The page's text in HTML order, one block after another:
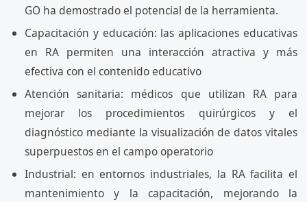
GO ha demostrado el potencial de la herramienta.
Capacitación y educación: las aplicaciones educativas
en RA permiten una interacción atractiva y más
efectiva con el contenido educativo
Atención sanitaria: médicos que utilizan RA para
mejorar los procedimientos quirúrgicos y el
diagnóstico mediante la visualización de datos vitales
superpuestos en el campo operatorio
Industrial: en entornos industriales, la RA facilita el
mantenimiento y la capacitación, mejorando la